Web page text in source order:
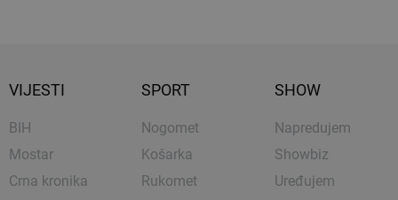
VIJESTI
BIH
Mostar
Crna kronika
SPORT
Nogomet
Košarka
Rukomet
SHOW
Napredujem
Showbiz
Uređujem